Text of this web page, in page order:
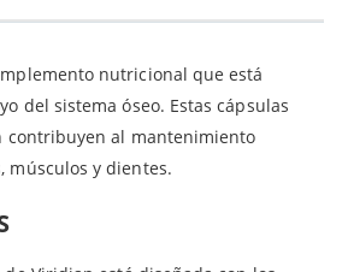
nutricional que está
del sistema óseo. Estas cápsulas
contribuyen al mantenimiento
músculos y dientes.